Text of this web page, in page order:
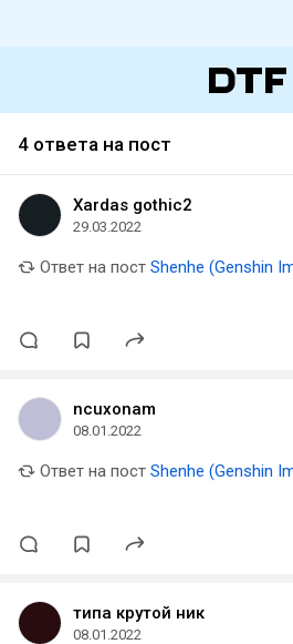
4 ответа на пост
Xardas gothic2
29.03.2022
Ответ на пост Shenhe (Genshin
ncuxonam
08.01.2022
Ответ на пост Shenhe (Genshin
типа крутой ник
08.01.2022